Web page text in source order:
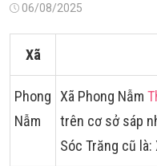
Đăng06/08/2025
Xã
Phong
Nẫm
Xã Phong Nẫm
trên cơ sở sáp
Sóc Trăng cũ là: